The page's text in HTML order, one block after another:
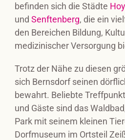
befinden sich die Städte
und Senftenberg, die ein
den Bereichen Bildung,
medizinischer Versorgung
Trotz der Nähe zu diesen
sich Bernsdorf seinen
bewahrt. Beliebte
und Gäste sind das
Park mit seinem kleinen
Dorfmuseum im Ortsteil